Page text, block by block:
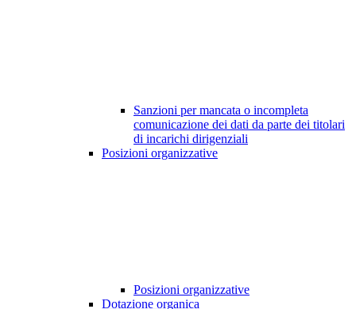
Sanzioni per mancata o incompleta
comunicazione dei dati da parte dei titolari
di incarichi dirigenziali
Posizioni organizzative
Posizioni organizzative
Dotazione organica